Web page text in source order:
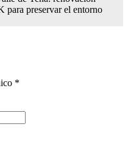
preservar el entorno
*